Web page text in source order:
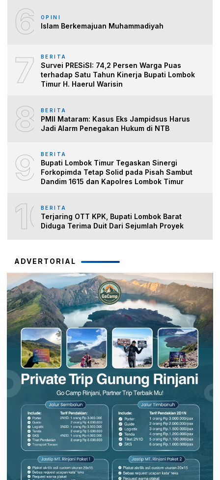
6 OPINI
Islam Berkemajuan Muhammadiyah
7 BERITA
Survei PRESiSI: 74,2 Persen Warga Puas
terhadap Satu Tahun Kinerja Bupati Lombok
Timur H. Haerul Warisin
8 BERITA
PMII Mataram: Kasus Eks Jampidsus Harus
Jadi Alarm Penegakan Hukum di NTB
9 BERITA
Bupati Lombok Timur Tegaskan Sinergi
Forkopimda Tetap Solid pada Pisah Sambut
Dandim 1615 dan Kapolres Lombok Timur
10BERITA
Terjaring OTT KPK, Bupati Lombok Barat
Diduga Terima Duit Dari Sejumlah Proyek
ADVERTORIAL